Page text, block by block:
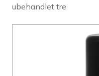
ubehandlet tre